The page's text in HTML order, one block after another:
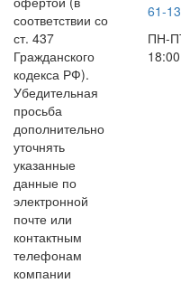
соответствии со
ст. 437
Гражданского
кодекса РФ).
Убедительная
просьба
дополнительно
уточнять
указанные
данные по
электронной
почте или
контактным
телефонам
компании
61-
ПН-
18:00